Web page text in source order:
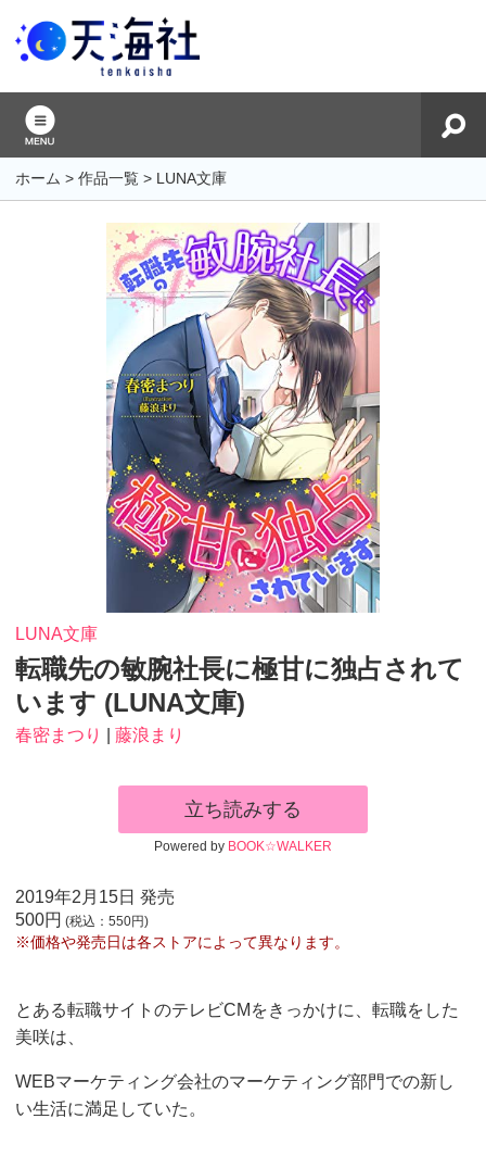
ホーム >作品一覧 > LUNA文庫
LUNA文庫
転職先の敏腕社長に極甘に独占されて
います (LUNA文庫)
春密まつり 藤浪まり
立ち読みする
Powered by BOOK☆WALKER
2019年2月15日 発売
500円 (税込：550円)
※価格や発売日は各ストアによって異なります。
とある転職サイトのテレビCMをきっかけに、転職をした
美咲は、
WEBマーケティング会社のマーケティング部門での新し
い生活に満足していた。